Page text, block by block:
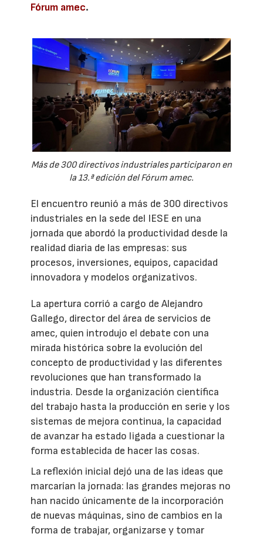
Fórum amec.
Más de 300 directivos industriales participaron en
la 13.ª edición del Fórum amec.
El encuentro reunió a más de 300 directivos
industriales en la sede del IESE en una
jornada que abordó la productividad desde la
realidad diaria de las empresas: sus
procesos, inversiones, equipos, capacidad
innovadora y modelos organizativos.
La apertura corrió a cargo de Alejandro
Gallego, director del área de servicios de
amec, quien introdujo el debate con una
mirada histórica sobre la evolución del
concepto de productividad y las diferentes
revoluciones que han transformado la
industria. Desde la organización científica
del trabajo hasta la producción en serie y los
sistemas de mejora continua, la capacidad
de avanzar ha estado ligada a cuestionar la
forma establecida de hacer las cosas.
La reflexión inicial dejó una de las ideas que
marcarían la jornada: las grandes mejoras no
han nacido únicamente de la incorporación
de nuevas máquinas, sino de cambios en la
forma de trabajar, organizarse y tomar